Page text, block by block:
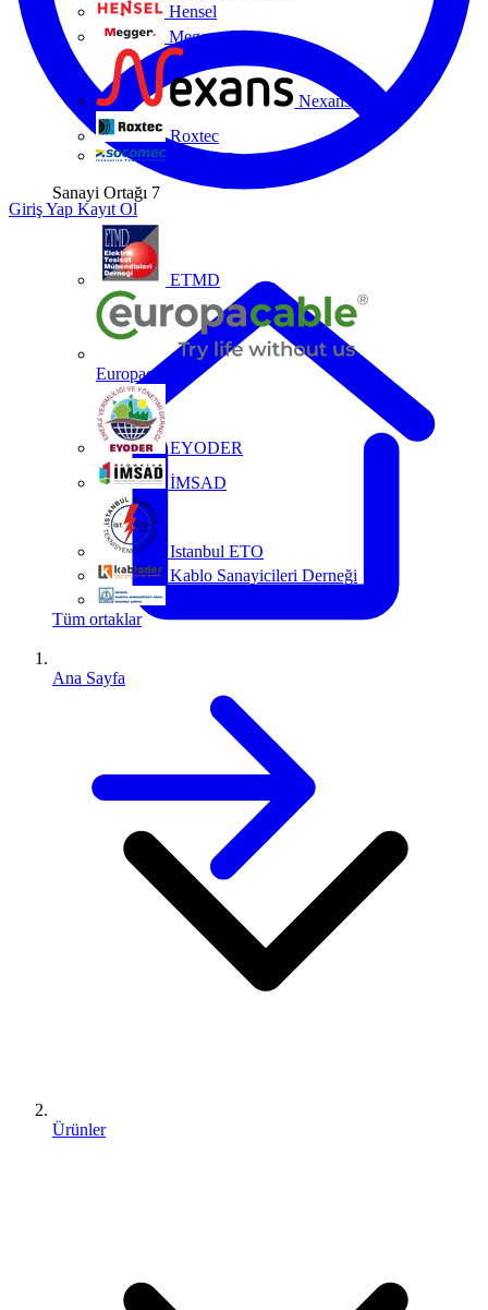
Hensel
Megger
Nexans
Roxtec
Socomec
Sanayi Ortağı 7
ETMD
Europacable
EYODER
İMSAD
Istanbul ETO
Kablo Sanayicileri Derneği
Tüm ortaklar
Giriş Yap Kayıt Ol
Ana Sayfa
Ürünler